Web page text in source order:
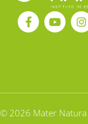
F
a
k
f
Y
o
I
n
a
© 2026 Mater Natura